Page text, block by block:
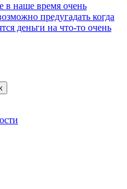
в наше время очень
предугадать когда
деньги на что-то очень